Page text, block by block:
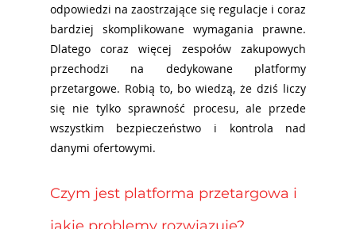
odpowiedzi na zaostrzające się regulacje i coraz
bardziej skomplikowane wymagania prawne.
Dlatego coraz więcej zespołów zakupowych
przechodzi na dedykowane platformy
przetargowe. Robią to, bo wiedzą, że dziś liczy
się nie tylko sprawność procesu, ale przede
wszystkim bezpieczeństwo i kontrola nad
danymi ofertowymi.
Czym jest platforma przetargowa i